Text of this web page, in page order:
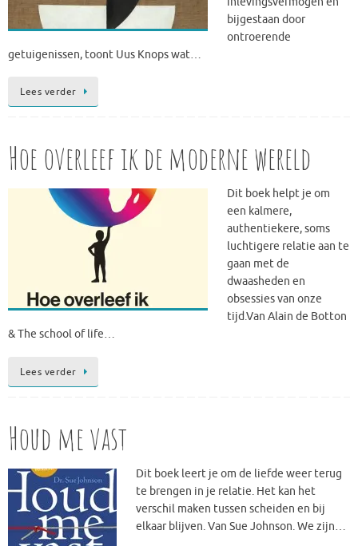
bijgestaan door
ontroerende
getuigenissen, toont Uus Knops wat…
Lees verder
Hoe overleef ik de moderne wereld
Dit boek helpt je om
een kalmere,
authentiekere, soms
luchtigere relatie aan te
gaan met de
dwaasheden en
obsessies van onze
tijd.Van Alain de Botton
& The school of life…
Lees verder
Houd me vast
Dit boek leert je om de liefde weer terug
te brengen in je relatie. Het kan het
verschil maken tussen scheiden en bij
elkaar blijven. Van Sue Johnson. We zijn…